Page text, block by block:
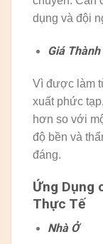
dụng và đội
Giá Thành
Vì được làm
xuất phức tạp,
hơn so với
độ bền và
đáng.
Ứng Dụng
Thực Tế
Nhà Ở